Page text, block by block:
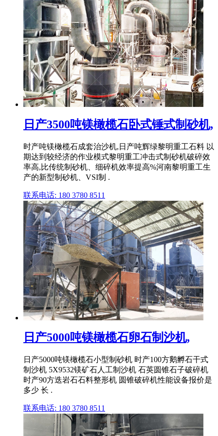
日产3500吨镁橄榄石卧式锤式制砂机,
时产吨镁橄榄石成套治沙机,日产吨辉绿黎明重工石料 以
期达到较经济的作业模式黎明重工冲击式制砂机破碎效
率高,比传统制砂机、细碎机效率提高%河南黎明重工生
产的新型制砂机、VSI制 .
联系电话: 180 3780 8511
日产5000吨镁橄榄石卵石制沙机,
日产5000吨镁橄榄石小型制砂机 时产100方鹅孵石干式
制沙机 5X9532镁矿石人工制沙机 石英圆锥石子破碎机
时产90方迭岩石石料整形机 圆锥破碎机性能设备报价是
多少 长 .
联系电话: 180 3780 8511